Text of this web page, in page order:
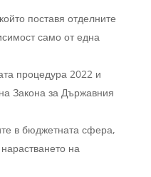
поставя отделните
само от една
процедура 2022 и
Закона за Държавния
в бюджетната сфера,
на